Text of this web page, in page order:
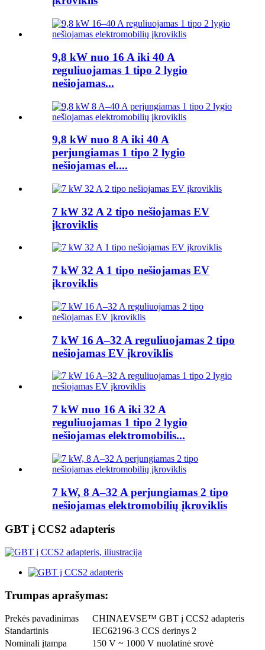
9,8 kW nuo 16 A iki 40 A
reguliuojamas 1 tipo 2 lygio
nešiojamas...
9,8 kW nuo 8 A iki 40 A
perjungiamas 1 tipo 2 lygio
nešiojamas el....
7 kW 32 A 2 tipo nešiojamas EV
įkroviklis
7 kW 32 A 1 tipo nešiojamas EV
įkroviklis
7 kW 16 A–32 A reguliuojamas 2 tipo
nešiojamas EV įkroviklis
7 kW nuo 16 A iki 32 A
reguliuojamas 1 tipo 2 lygio
nešiojamas elektromobilis...
7 kW, 8 A–32 A perjungiamas 2 tipo
nešiojamas elektromobilių įkroviklis
GBT į CCS2 adapteris
Trumpas aprašymas:
Prekės pavadinimas
CHINAEVSE™️ GBT į CCS2 adapteris
Standartinis
IEC62196-3 CCS derinys 2
Nominali įtampa
150 V ~ 1000 V nuolatinė srovė